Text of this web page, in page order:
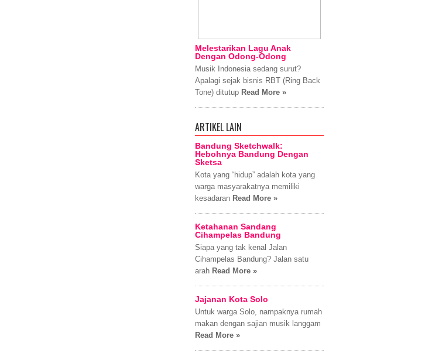
Melestarikan Lagu Anak
Dengan Odong-Odong
Musik Indonesia sedang surut?
Apalagi sejak bisnis RBT (Ring Back
Tone) ditutup Read More »
ARTIKEL LAIN
Bandung Sketchwalk:
Hebohnya Bandung Dengan
Sketsa
Kota yang “hidup” adalah kota yang
warga masyarakatnya memiliki
kesadaran Read More »
Ketahanan Sandang
Cihampelas Bandung
Siapa yang tak kenal Jalan
Cihampelas Bandung? Jalan satu
arah Read More »
Jajanan Kota Solo
Untuk warga Solo, nampaknya rumah
makan dengan sajian musik langgam
Read More »